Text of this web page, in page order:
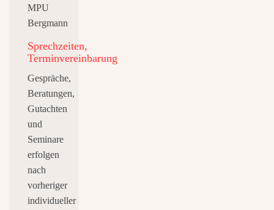
Sprechzeiten,
Terminvereinbarung
Gespräche,
Beratungen,
Gutachten
und
Seminare
erfolgen
nach
vorheriger
individueller